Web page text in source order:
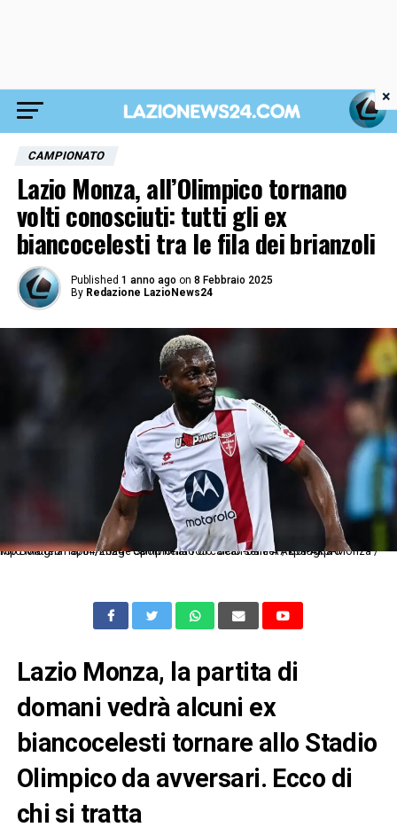
CAMPIONATO
Lazio Monza, all’Olimpico tornano
volti conosciuti: tutti gli ex
biancocelesti tra le fila dei brianzoli
Published 1 anno ago on 8 Febbraio 2025
By Redazione LazioNews24
Mp Bologna 13/04/2024 - campionato di calcio serie A / Bologna-Monza / foto Matteo Papini/Image Sport nella foto: Jean-Daniel Akpa-Akpro
Lazio Monza, la partita di
domani vedrà alcuni ex
biancocelesti tornare allo Stadio
Olimpico da avversari. Ecco di
chi si tratta
×